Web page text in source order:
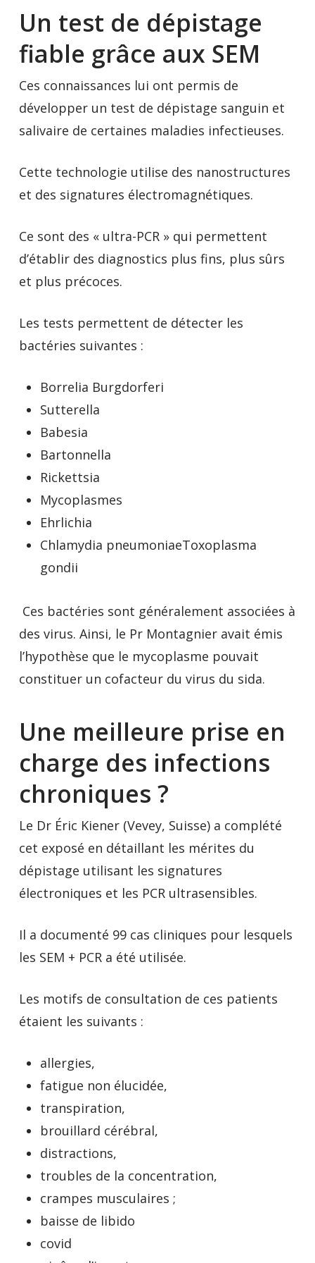
Un test de dépistage
fiable grâce aux SEM
Ces connaissances lui ont permis de
développer un test de dépistage sanguin et
salivaire de certaines maladies infectieuses.
Cette technologie utilise des nanostructures
et des signatures électromagnétiques.
Ce sont des « ultra-PCR » qui permettent
d’établir des diagnostics plus fins, plus sûrs
et plus précoces.
Les tests permettent de détecter les
bactéries suivantes :
Borrelia Burgdorferi
Sutterella
Babesia
Bartonnella
Rickettsia
Mycoplasmes
Ehrlichia
Chlamydia pneumoniaeToxoplasma
gondii
Ces bactéries sont généralement associées à
des virus. Ainsi, le Pr Montagnier avait émis
l’hypothèse que le mycoplasme pouvait
constituer un cofacteur du virus du sida.
Une meilleure prise en
charge des infections
chroniques ?
Le Dr Éric Kiener (Vevey, Suisse) a complété
cet exposé en détaillant les mérites du
dépistage utilisant les signatures
électroniques et les PCR ultrasensibles.
Il a documenté 99 cas cliniques pour lesquels
les SEM + PCR a été utilisée.
Les motifs de consultation de ces patients
étaient les suivants :
allergies,
fatigue non élucidée,
transpiration,
brouillard cérébral,
distractions,
troubles de la concentration,
crampes musculaires ;
baisse de libido
covid